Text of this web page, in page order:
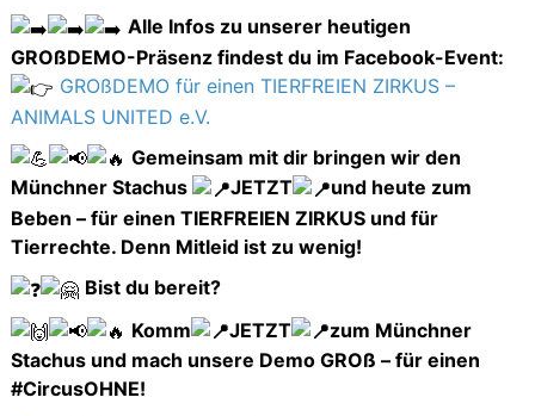
Alle Infos zu unserer heutigen
GROßDEMO-Präsenz findest du im Facebook-Event:
GROßDEMO für einen TIERFREIEN ZIRKUS –
ANIMALS UNITED e.V.
Gemeinsam mit dir bringen wir den
Münchner Stachus
JETZT
und heute zum
Beben – für einen TIERFREIEN ZIRKUS und für
Tierrechte. Denn Mitleid ist zu wenig!
Bist du bereit?
Komm
JETZT
zum Münchner
Stachus und mach unsere Demo GROß – für einen
#CircusOHNE!